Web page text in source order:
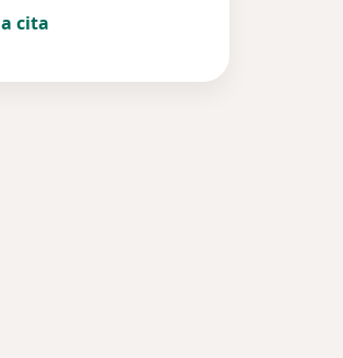
cita